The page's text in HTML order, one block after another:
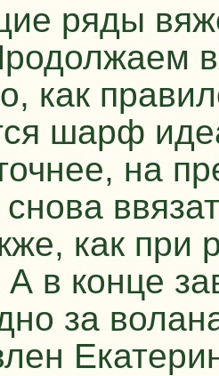
ряды
как
шарф
на
снова
как при
в конце
за